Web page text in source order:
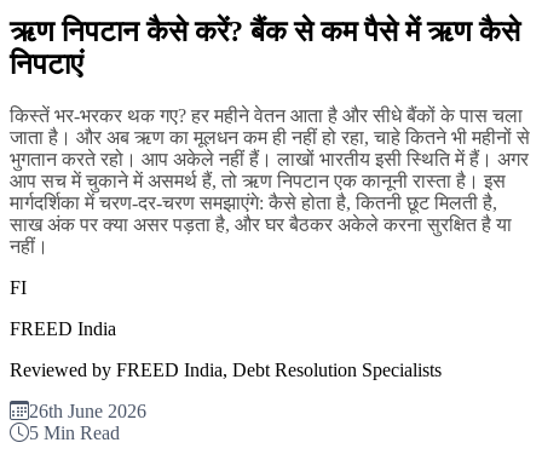
ऋण निपटान कैसे करें? बैंक से कम पैसे में ऋण कैसे
निपटाएं
किस्तें भर-भरकर थक गए? हर महीने वेतन आता है और सीधे बैंकों के पास चला
जाता है। और अब ऋण का मूलधन कम ही नहीं हो रहा, चाहे कितने भी महीनों से
भुगतान करते रहो। आप अकेले नहीं हैं। लाखों भारतीय इसी स्थिति में हैं। अगर
आप सच में चुकाने में असमर्थ हैं, तो ऋण निपटान एक कानूनी रास्ता है। इस
मार्गदर्शिका में चरण-दर-चरण समझाएंगे: कैसे होता है, कितनी छूट मिलती है,
साख अंक पर क्या असर पड़ता है, और घर बैठकर अकेले करना सुरक्षित है या
नहीं।
FI
FREED India
Reviewed by FREED India, Debt Resolution Specialists
26th June 2026
5 Min Read